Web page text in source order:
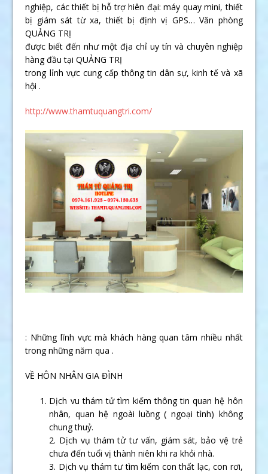
nghiệp, các thiết bị hỗ trợ hiên đại: máy quay mini, thiết
bị giám sát từ xa, thiết bị định vị GPS… Văn phòng
QUẢNG TRỊ
được biết đến như một địa chỉ uy tín và chuyên nghiệp
hàng đầu tại QUẢNG TRỊ
trong lỉnh vực cung cấp thông tin dân sự, kinh tế và xã
hội .
http://www.thamtuquangtri.com/
: Những lĩnh vực mà khách hàng quan tâm nhiều nhất
trong những năm qua .
VỀ HÔN NHÂN GIA ĐÌNH
Dịch vu thám tử tìm kiếm thông tin quan hệ hôn
nhân, quan hệ ngoài luồng ( ngoại tình) không
chung thuỷ.
2. Dịch vụ thám tử tư vấn, giám sát, bảo vệ trẻ
chưa đến tuổi vị thành niên khi ra khỏi nhà.
3. Dịch vụ thám tư tìm kiếm con thất lạc, con rơi,